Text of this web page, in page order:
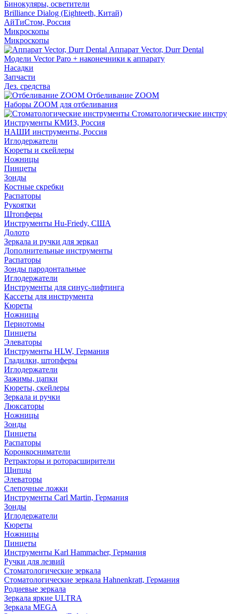
Бинокуляры, осветители
Brilliance Dialog (Eighteeth, Китай)
АйТиСтом, Россия
Микроскопы
Микроскопы
Аппарат Vector, Durr Dental
Модели Vector Paro + наконечники к аппарату
Насадки
Запчасти
Дез. средства
Отбеливание ZOOM
Наборы ZOOM для отбеливания
Стоматологические
Инструменты КМИЗ, Россия
НАШИ инструменты, Россия
Иглодержатели
Кюреты и скейлеры
Ножницы
Пинцеты
Зонды
Костные скребки
Распаторы
Рукоятки
Штопферы
Инструменты Hu-Friedy, США
Долото
Зеркала и ручки для зеркал
Дополнительные инструменты
Распаторы
Зонды пародонтальные
Иглодержатели
Инструменты для синус-лифтинга
Кассеты для инструмента
Кюреты
Ножницы
Периотомы
Пинцеты
Элеваторы
Инструменты HLW, Германия
Гладилки, штопферы
Иглодержатели
Зажимы, цапки
Кюреты, скейлеры
Зеркала и ручки
Люксаторы
Ножницы
Зонды
Пинцеты
Распаторы
Коронкосниматели
Ретракторы и роторасширители
Щипцы
Элеваторы
Слепочные ложки
Инструменты Carl Martin, Германия
Зонды
Иглодержатели
Кюреты
Ножницы
Пинцеты
Инструменты Karl Hammacher, Германия
Ручки для лезвий
Стоматологические зеркала
Стоматологические зеркала Hahnenkratt, Германия
Родиевые зеркала
Зеркала яркие ULTRA
Зеркала MEGA